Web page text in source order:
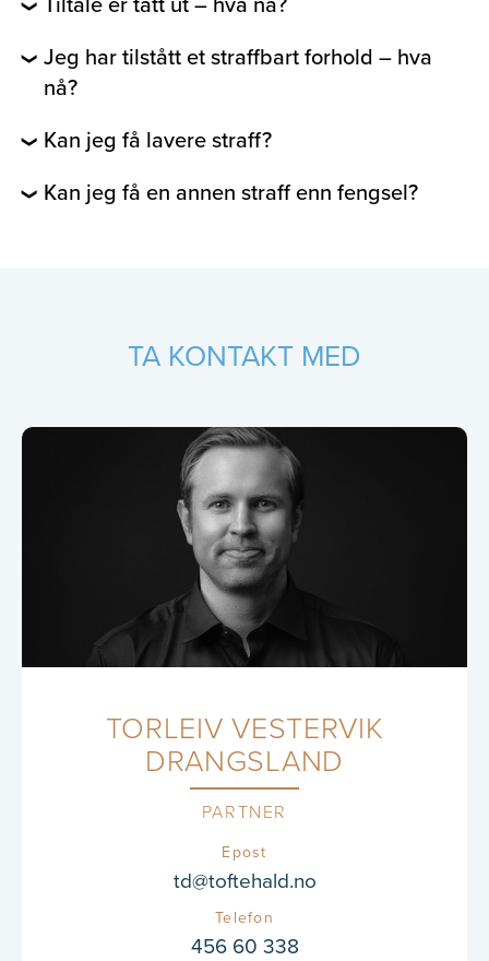
Jeg har tilstått et straffbart forhold – hva
nå?
Kan jeg få lavere straff?
Kan jeg få en annen straff enn fengsel?
TA KONTAKT MED
TORLEIV VESTERVIK
DRANGSLAND
PARTNER
Epost
td@toftehald.no
Telefon
456 60 338